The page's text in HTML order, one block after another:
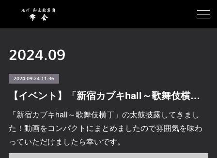
2024.09
2024.09.24 11:36
【イベント】「新宿カブキhall～歌舞伎横丁」の太鼓披露してきました！
「新宿カブキhall～歌舞伎横丁」の太鼓披露してきまし
た！動画をコンパクトにまとめましたので雰囲気を味わ
っていただけましたら幸いです。